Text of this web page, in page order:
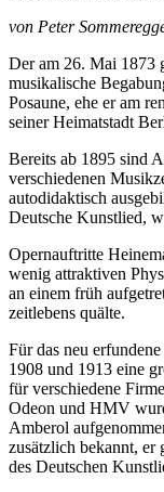
von Peter
Der am 26. Mai 1873
musikalische
Posaune, ehe er am
seiner Heimatstadt
Bereits ab 1895 sind
verschiedenen
autodidaktisch
Deutsche Kunstlied,
Opernauftritte
wenig attraktiven
an einem früh
zeitlebens quälte.
Für das neu
1908 und 1913 eine
für verschiedene
Odeon und HMV
Amberol
zusätzlich bekannt, er
des Deutschen